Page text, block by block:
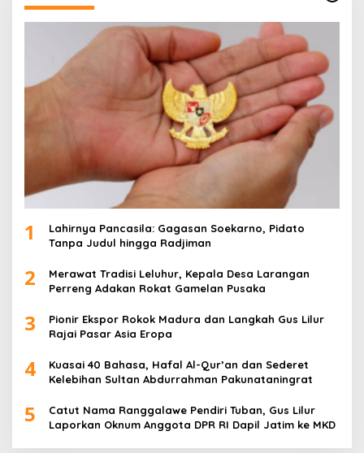
1
Lahirnya Pancasila: Gagasan Soekarno, Pidato
Tanpa Judul hingga Radjiman
2
Merawat Tradisi Leluhur, Kepala Desa Larangan
Perreng Adakan Rokat Gamelan Pusaka
3
Pionir Ekspor Rokok Madura dan Langkah Gus Lilur
Rajai Pasar Asia Eropa
4
Kuasai 40 Bahasa, Hafal Al-Qur’an dan Sederet
Kelebihan Sultan Abdurrahman Pakunataningrat
5
Catut Nama Ranggalawe Pendiri Tuban, Gus Lilur
Laporkan Oknum Anggota DPR RI Dapil Jatim ke MKD